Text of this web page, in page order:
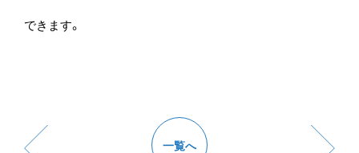
できます。
一覧へ